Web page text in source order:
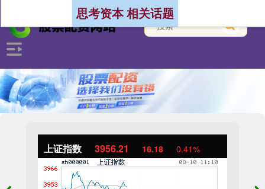
上证指数 3956.21 16.18 0.41%
思考资本 相关话题